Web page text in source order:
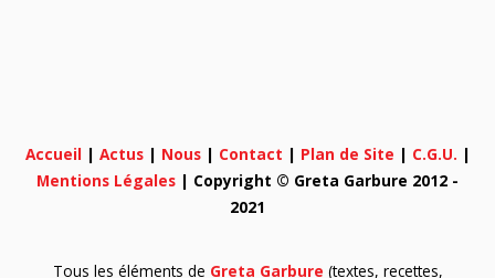
Accueil | Actus| Nous| Contact | Plan de Site | C.G.U. |
Mentions Légales | Copyright © Greta Garbure 2012 -
2021
Tous les éléments de Greta Garbure (textes, recettes,